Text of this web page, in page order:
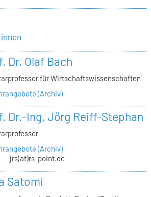
Dr. Olaf Bach
für Wirtschaftswissenschaften
(Archiv)
Dr.-Ing. Jörg Reiff-Stephan
(Archiv)
jrs(at)rs-point.de
Satomi